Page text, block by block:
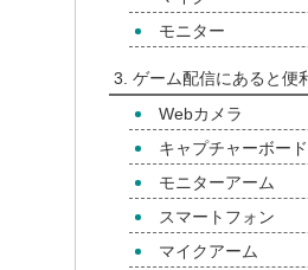
モニター
ゲーム配信にあると便
Webカメラ
キャプチャーボード
モニターアーム
スマートフォン
マイクアーム